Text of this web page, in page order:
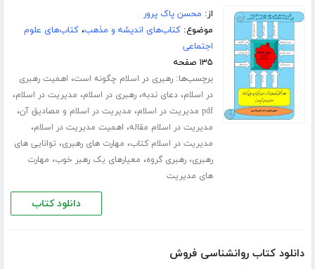
از: محسن پاک پرور
موضوع:کتاب‌های اندیشه و مذهب،کتاب‌های علوم
اجتماعی
۱۳۵ صفحه
برچسب‌ها:رهبری در اسلام چگونه است، اهمیت رهبری
در اسلام،دعای ندبه،رهبری در اسلام، مدیریت در اسلام،
pdf مدیریت در اسلام ، مدیریت در اسلام و مصادیق آن،
مدیریت در اسلام مقاله، اهمیت مدیریت در اسلام،
مدیریت در اسلام کتاب، مهارت های رهبری، توانایی های
رهبری،رهبری گروه، معیارهای یک رهبر خوب، مهارت
های مدیریت
دانلود کتاب
دانلود کتاب روانشناسی فروش